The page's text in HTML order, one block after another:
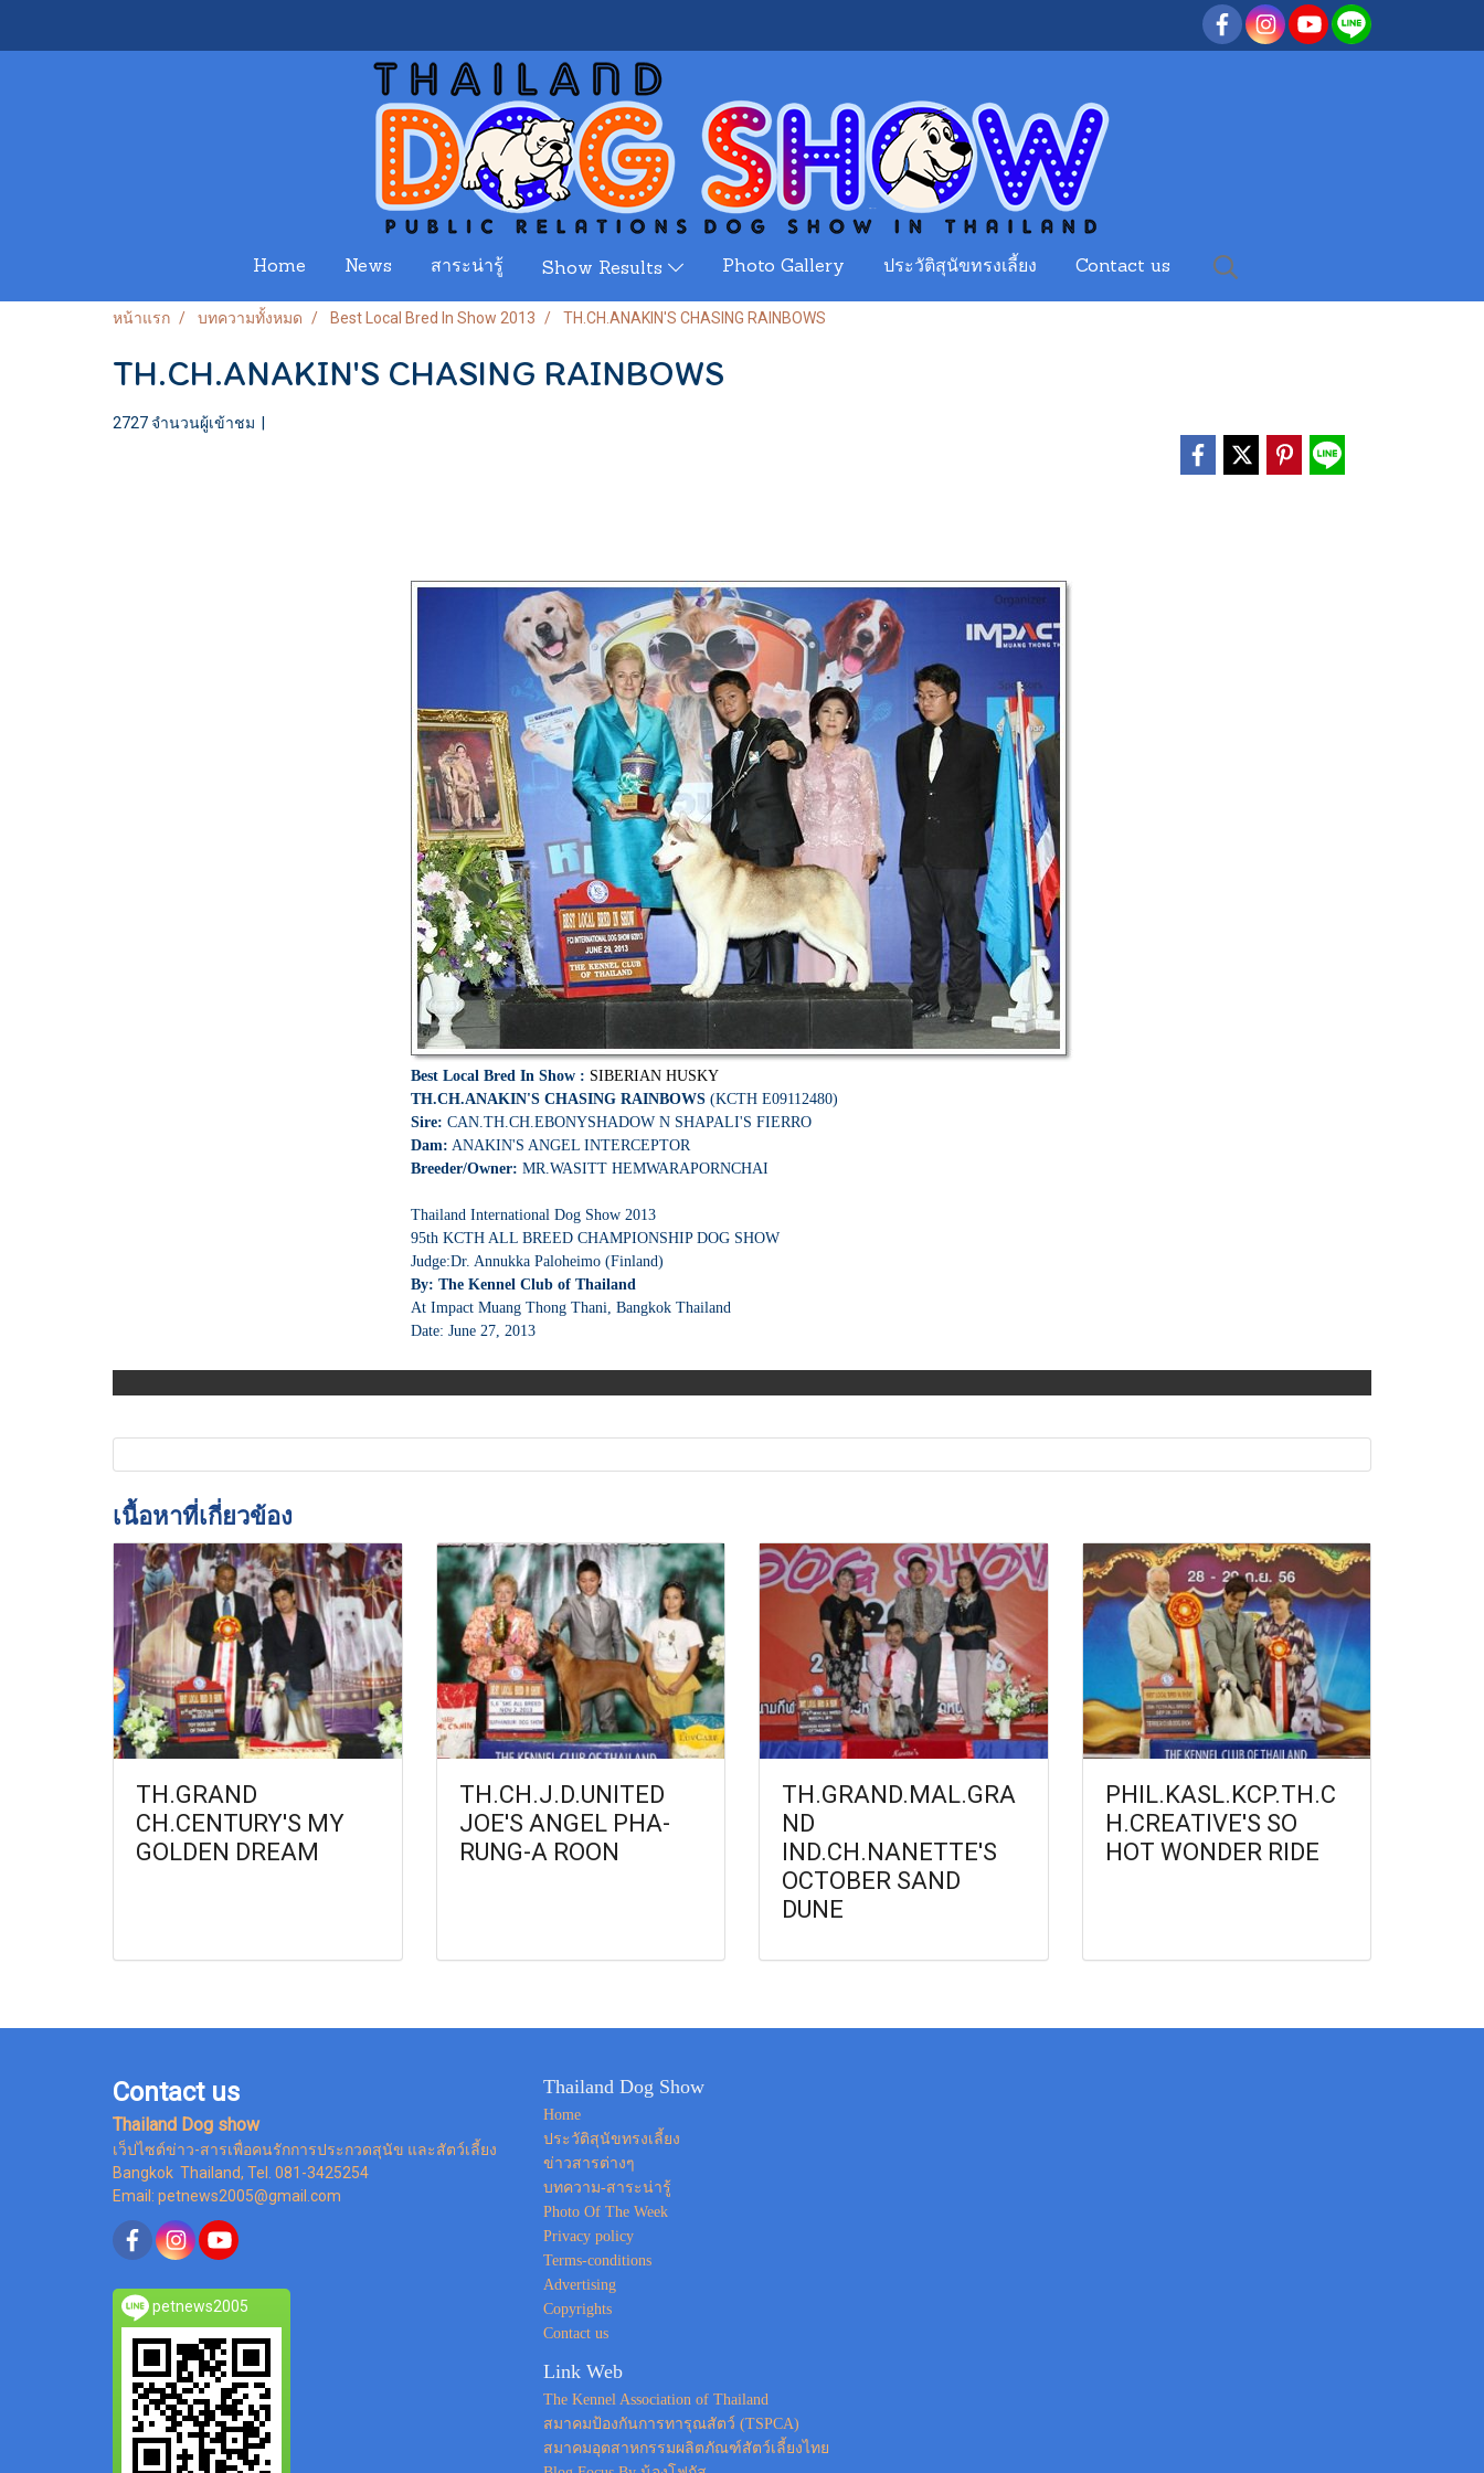
Home News สาระน่ารู้ Show Results Photo Gallery ประวัติสุนัขทรงเลี้ยง Contact us
หน้าแรก บทความทั้งหมด Best Local Bred In Show 2013 TH.CH.ANAKIN'S CHASING RAINBOWS
TH.CH.ANAKIN'S CHASING RAINBOWS
2727 จำนวนผู้เข้าชม |
Best Local Bred In Show : SIBERIAN HUSKY
TH.CH.ANAKIN'S CHASING RAINBOWS (KCTH E09112480)
Sire: CAN.TH.CH.EBONYSHADOW N SHAPALI'S FIERRO
Dam: ANAKIN'S ANGEL INTERCEPTOR
Breeder/Owner: MR.WASITT HEMWARAPORNCHAI
Thailand International Dog Show 2013
95th KCTH ALL BREED CHAMPIONSHIP DOG SHOW
Judge:Dr. Annukka Paloheimo (Finland)
By: The Kennel Club of Thailand
At Impact Muang Thong Thani, Bangkok Thailand
Date: June 27, 2013
เนื้อหาที่เกี่ยวข้อง
TH.GRAND
CH.CENTURY'S MY
GOLDEN DREAM
TH.CH.J.D.UNITED
JOE'S ANGEL PHA-
RUNG-A ROON
TH.GRAND.MAL.GRA
ND
IND.CH.NANETTE'S
OCTOBER SAND
DUNE
PHIL.KASL.KCP.TH.C
H.CREATIVE'S SO
HOT WONDER RIDE
Contact us
Thailand Dog show
เว็ปไซต์ข่าว-สารเพื่อคนรักการประกวดสุนัข และสัตว์เลี้ยง
Bangkok Thailand, Tel. 081-3425254
Email: petnews2005@gmail.com
petnews2005
Thailand Dog Show
Home
ประวัติสุนัขทรงเลี้ยง
ข่าวสารต่างๆ
บทความ-สาระน่ารู้
Photo Of The Week
Privacy policy
Terms-conditions
Advertising
Copyrights
Contact us
Link Web
The Kennel Association of Thailand
สมาคมป้องกันการทารุณสัตว์ (TSPCA)
สมาคมอุตสาหกรรมผลิตภัณฑ์สัตว์เลี้ยงไทย